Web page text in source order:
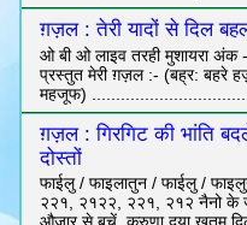
ग़ज़ल : तेरी यादों से दिल
ओ बी ओ लाइव तरही मुशायरा अंक
प्रस्तुत मेरी ग़ज़ल :- (बह्र: बहरे
महजूफ)
ग़ज़ल : गिरगिट की भांति
दोस्तों
फाईलु / फाइलातुन / फाईलु /
२२१, २१२२, २२१, २१२ नैनो के